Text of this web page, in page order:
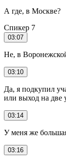
А где, в Москве?
Спикер 7
03:07
Не, в
03:10
Да, я подкупил
или выход на две
03:14
У меня же
03:16